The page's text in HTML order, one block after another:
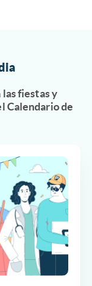
fiestas y
Calendario de